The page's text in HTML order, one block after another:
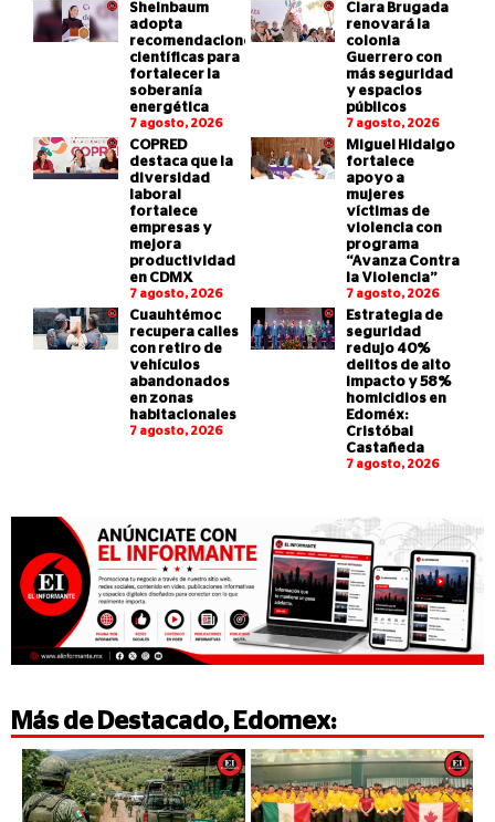
Sheinbaum
adopta
recomendaciones
científicas para
fortalecer la
soberanía
energética
7 agosto, 2026
Clara Brugada
renovará la
colonia
Guerrero con
más seguridad
y espacios
públicos
7 agosto, 2026
COPRED
destaca que la
diversidad
laboral
fortalece
empresas y
mejora
productividad
en CDMX
7 agosto, 2026
Miguel Hidalgo
fortalece
apoyo a
mujeres
víctimas de
violencia con
programa
“Avanza Contra
la Violencia”
7 agosto, 2026
Cuauhtémoc
recupera calles
con retiro de
vehículos
abandonados
en zonas
habitacionales
7 agosto, 2026
Estrategia de
seguridad
redujo 40%
delitos de alto
impacto y 58%
homicidios en
Edoméx:
Cristóbal
Castañeda
7 agosto, 2026
Más de Destacado, Edomex: